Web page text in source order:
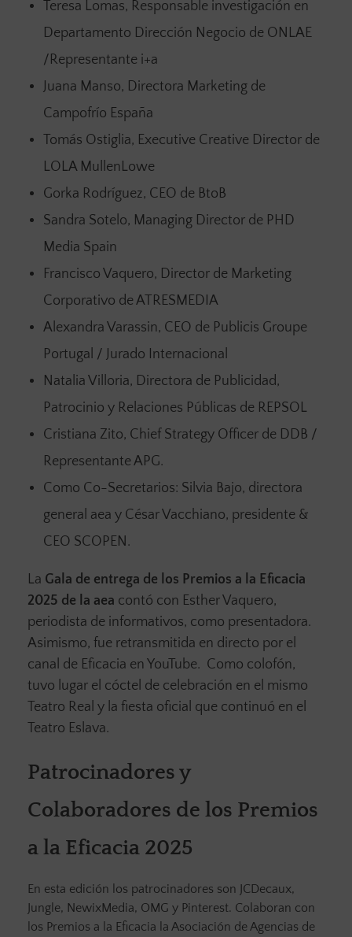
Teresa Lomas, Responsable investigación en
Departamento Dirección Negocio de ONLAE
/Representante i+a
Juana Manso, Directora Marketing de
Campofrío España
Tomás Ostiglia, Executive Creative Director de
LOLA MullenLowe
Gorka Rodríguez, CEO de BtoB
Sandra Sotelo, Managing Director de PHD
Media Spain
Francisco Vaquero, Director de Marketing
Corporativo de ATRESMEDIA
Alexandra Varassin, CEO de Publicis Groupe
Portugal / Jurado Internacional
Natalia Villoria, Directora de Publicidad,
Patrocinio y Relaciones Públicas de REPSOL
Cristiana Zito, Chief Strategy Officer de DDB /
Representante APG.
Como Co-Secretarios: Silvia Bajo, directora
general aea y César Vacchiano, presidente &
CEO SCOPEN.
La Gala de entrega de los Premios a la Eficacia
2025 de la aea contó con Esther Vaquero,
periodista de informativos, como presentadora.
Asimismo, fue retransmitida en directo por el
canal de Eficacia en YouTube. Como colofón,
tuvo lugar el cóctel de celebración en el mismo
Teatro Real y la fiesta oficial que continuó en el
Teatro Eslava.
Patrocinadores y
Colaboradores de los Premios
a la Eficacia 2025
En esta edición los patrocinadores son JCDecaux,
Jungle, NewixMedia, OMG y Pinterest. Colaboran con
los Premios a la Eficacia la Asociación de Agencias de